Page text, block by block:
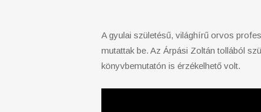
A gyulai születésű, világhírű orvos
mutattak be. Az Árpási Zoltán tollából
könyvbemutatón is érzékelhető volt.